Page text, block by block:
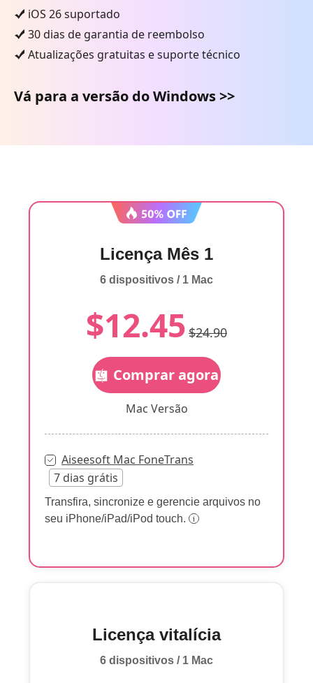
iOS 26 suportado
30 dias de garantia de reembolso
Atualizações gratuitas e suporte técnico
Vá para a versão do Windows >>
Licença vitalícia
6 dispositivos / 1 Mac
Licença Mês 1
6 dispositivos / 1 Mac
$12.45 $24.90
Comprar agora
Mac Versão
Aiseesoft Mac FoneTrans
7 dias grátis
Transfira, sincronize e gerencie arquivos no
seu iPhone/iPad/iPod touch.